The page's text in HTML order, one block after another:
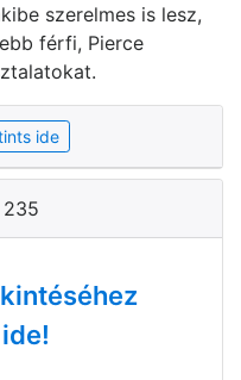
szerelmes is lesz,
férfi, Pierce
ide